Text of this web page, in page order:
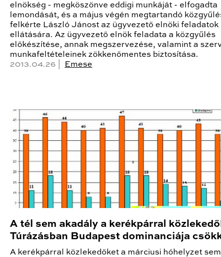
elnökség - megköszönve eddigi munkáját - elfogadta
lemondását, és a május végén megtartandó
felkérte László Jánost az ügyvezető elnöki feladatok
ellátására. Az ügyvezető elnök feladata a közgyűlés
előkészítése, annak megszervezése, valamint a
munkafeltételeinek zökkenőmentes biztosítása.
2013.04.26 |
Emese
A tél sem akadály a kerékpárral
Túrázásban Budapest dominanciája
A kerékpárral közlekedőket a márciusi hóhelyzet sem